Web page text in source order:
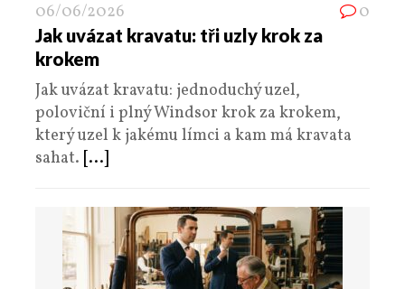
06/06/2026 0
Jak uvázat kravatu: tři uzly krok za
krokem
Jak uvázat kravatu: jednoduchý uzel,
poloviční i plný Windsor krok za krokem,
který uzel k jakému límci a kam má kravata
sahat. [...]